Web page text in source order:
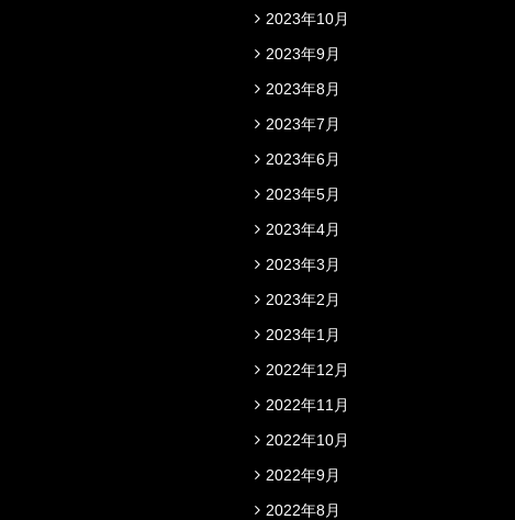
2023年10月
2023年9月
2023年8月
2023年7月
2023年6月
2023年5月
2023年4月
2023年3月
2023年2月
2023年1月
2022年12月
2022年11月
2022年10月
2022年9月
2022年8月